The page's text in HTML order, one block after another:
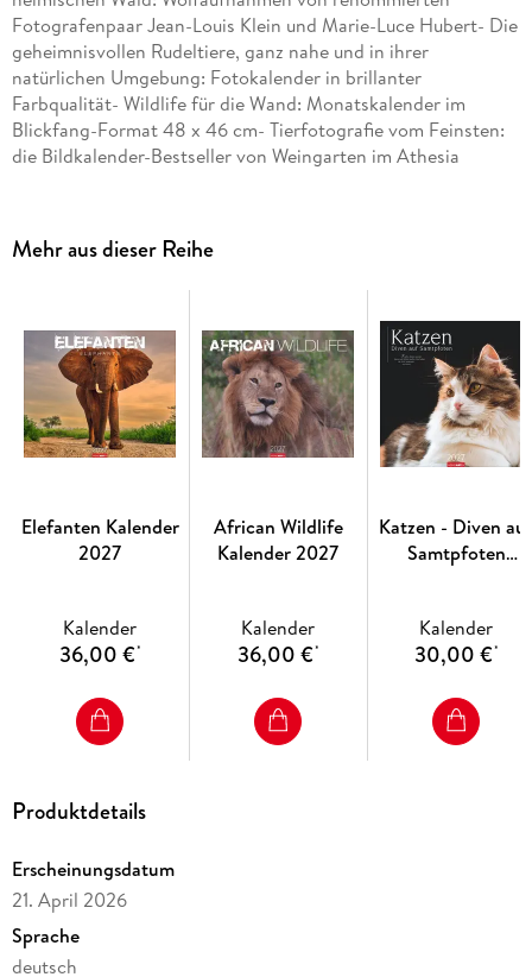
Fotografenpaar Jean-Louis Klein und Marie-Luce Hubert- Die
geheimnisvollen Rudeltiere, ganz nahe und in ihrer
natürlichen Umgebung: Fotokalender in brillanter
Farbqualität- Wildlife für die Wand: Monatskalender im
Blickfang-Format 48 x 46 cm- Tierfotografie vom Feinsten:
die Bildkalender-Bestseller von Weingarten im Athesia
Mehr aus dieser Reihe
Elefanten Kalender
2027
Kalender
36,00 €*
African Wildlife
Kalender 2027
Kalender
36,00 €*
Katzen - Diven
Samtpfoten
Samtpfoten
Kalender
30,00 €*
Produktdetails
Erscheinungsdatum
21. April 2026
Sprache
deutsch